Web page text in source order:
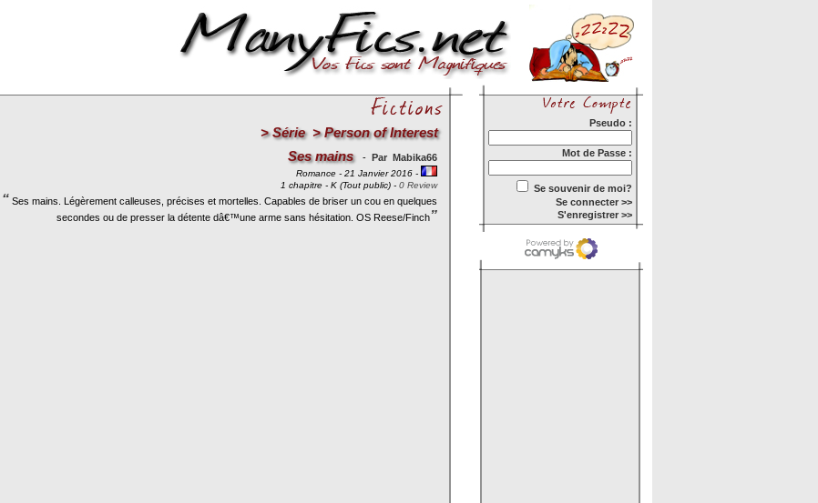
>Série >Person of Interest
Ses mains
- Par Mabika66
Romance - 21 Janvier 2016 -
1 chapitre - K (Tout public) - 0 Review
“ Ses mains. Légèrement calleuses, précises et mortelles. Capables de briser un cou en quelques
secondes ou de presser la détente dâ€™une arme sans hésitation. OS Reese/Finch”
Pseudo :
Mot de Passe :
Se souvenir de moi?
Se connecter >>
S'enregistrer >>